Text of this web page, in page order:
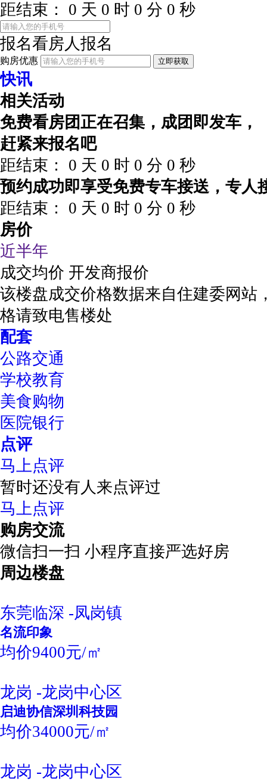
距结束：
0 天 0 时 0 分 0 秒
报名看房人报名
购房优惠 立即获取
快讯
相关活动
免费看房团正在召集，成团即发车，
赶紧来报名吧
距结束：
0 天 0 时 0 分 0 秒
预约成功即享受免费专车接送，专人
距结束：
0 天 0 时 0 分 0 秒
房价
近半年
成交均价 开发商报价
该楼盘成交价格数据来自住建委网站
格请致电售楼处
配套
公路交通
学校教育
美食购物
医院银行
点评
马上点评
暂时还没有人来点评过
马上点评
购房交流
微信扫一扫 小程序直接严选好房
周边楼盘
东莞临深 -凤岗镇
名流印象
均价9400元/㎡
龙岗 -龙岗中心区
启迪协信深圳科技园
均价34000元/㎡
龙岗 -龙岗中心区